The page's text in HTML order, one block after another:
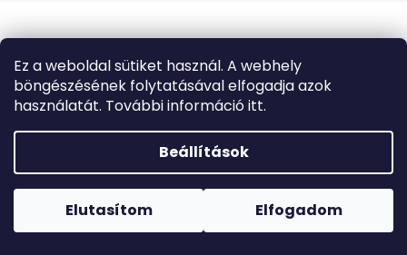
Ez a weboldal sütiket használ. A webhely
böngészésének folytatásával elfogadja azok
használatát. További információ itt.
Beállítások
Elutasítom Elfogadom
Forró napokon nem javasoljuk a csomagautomatákba
történő kézbesítést. A magas hőmérsékletre érzékeny
termékek átvételkor nem biztos, hogy optimális állapotban
u
k
GOPRO
ÚJRATÖLTHETŐ
AKKUMULÁTOR
400
Korábbi:
11